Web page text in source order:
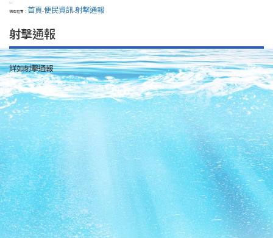
:::
現在位置： 首頁>便民資訊>射擊通報
射擊通報
詳如射擊通報